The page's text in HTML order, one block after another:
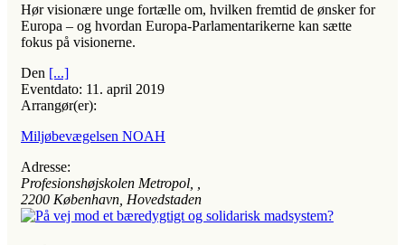
Hør visionære unge fortælle om, hvilken fremtid de ønsker for
Europa – og hvordan Europa-Parlamentarikerne kan sætte
fokus på visionerne.
Den [...]
Eventdato: 11. april 2019
Arrangør(er):
Miljøbevægelsen NOAH
Adresse:
Profesionshøjskolen Metropol
2200 København, Hovedstaden